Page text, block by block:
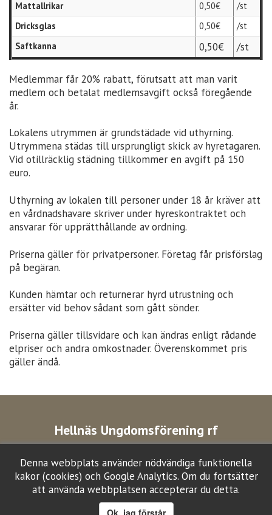
Mattallrikar
0,50€
/st
Dricksglas
0,50€
/st
Saftkanna
0,50€ /st
Medlemmar får 20% rabatt, förutsatt att man varit
medlem och betalat medlemsavgift också föregående
år.
Lokalens utrymmen är grundstädade vid uthyrning.
Utrymmena städas till ursprungligt skick av hyretagaren.
Vid otillräcklig städning tillkommer en avgift på 150
euro.
Uthyrning av lokalen till personer under 18 år kräver att
en vårdnadshavare skriver under hyreskontraktet och
ansvarar för upprätthållande av ordning.
Priserna gäller för privatpersoner. Företag får prisförslag
på begäran.
Kunden hämtar och returnerar hyrd utrustning och
ersätter vid behov sådant som gått sönder.
Priserna gäller tillsvidare och kan ändras enligt rådande
elpriser och andra omkostnader. Överenskommet pris
gäller ändå.
Hellnäs Ungdomsförening rf
66800 ORAVAIS
hellnasuf gmail.com
Denna webbplats använder nödvändiga funktionella
kakor (cookies) och Google Analytics. Om du fortsätter
att använda webbplatsen accepterar du detta.
Ok, jag förstår